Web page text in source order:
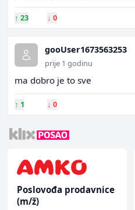
↑ 23 ↓ 0
gooUser1673563253
prije 1 godinu
ma dobro je to sve
↑ 1 ↓ 0
Poslovođa prodavnice
(m/ž)